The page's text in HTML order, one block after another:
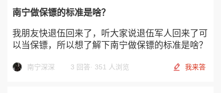
南宁做保镖的标准是啥？
我朋友快退伍回来了，听大家说退伍军人回来了可
以当保镖，所以想了解下南宁做保镖的标准是啥？
南宁深深 3 回答· 351 人浏览 我来答